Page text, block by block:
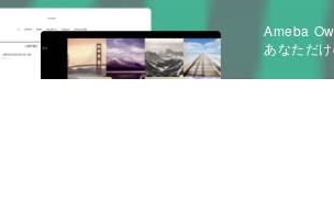
Ameba
あなただ